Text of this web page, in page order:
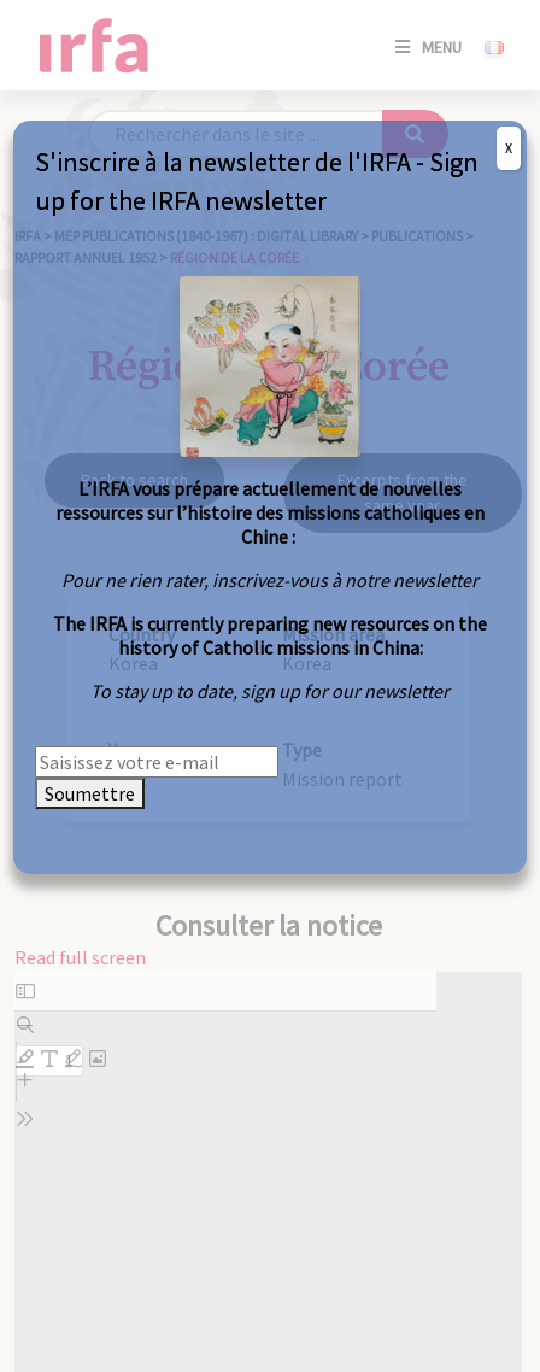
MENU
SE
/
IRFA > MEP PUBLICATIONS (1840-1967) : DIGITAL LIBRARY > PUBLICATIONS >
RAPPORT ANNUEL 1952 > RÉGION DE LA CORÉE
Région de la Corée
Back to search
Excerpts from the
same year
Country
Korea
Mission area
Korea
Year
1952
Type
Mission report
Consulter la notice
Read full screen
Skip
to
PDF
content
S'inscrire à la newsletter de l'IRFA - Sign
up for the IRFA newsletter
L’IRFA vous prépare actuellement de nouvelles
ressources sur l’histoire des missions catholiques en
Chine :
Pour ne rien rater, inscrivez-vous à notre newsletter
The IRFA is currently preparing new resources on the
history of Catholic missions in China:
To stay up to date, sign up for our newsletter
Soumettre
X